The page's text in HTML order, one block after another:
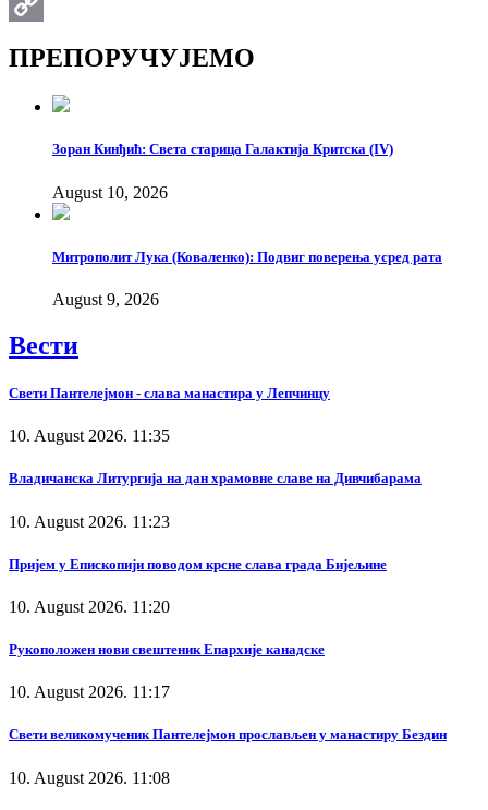
Email
ПРЕПОРУЧУЈЕМО
Зоран Кинђић: Света старица Галактија Критска (IV)
August 10, 2026
Митрополит Лука (Коваленко): Подвиг поверења усред рата
August 9, 2026
Вести
Свети Пантелејмон - слава манастира у Лепчинцу
10. August 2026. 11:35
Владичанска Литургија на дан храмовне славе на Дивчибарама
10. August 2026. 11:23
Пријем у Епископији поводом крсне слава града Бијељине
10. August 2026. 11:20
Рукоположен нови свештеник Епархије канадске
10. August 2026. 11:17
Свети великомученик Пантелејмон прослављен у манастиру Бездин
10. August 2026. 11:08